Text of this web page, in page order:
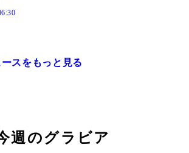
スをもっと見る
週のグラビア